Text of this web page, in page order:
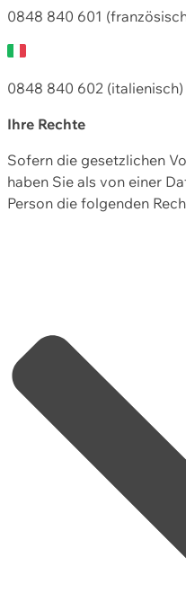
0848 840 601
0848 840 602 (italienisch)
Ihre Rechte
Sofern die gesetzlichen
haben Sie als von einer
Person die folgenden